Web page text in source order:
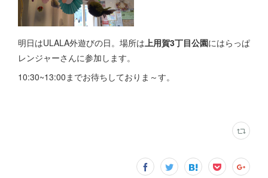
明日はULALA外遊びの日。場所は上用賀3丁目公園にはらっぱ
レンジャーさんに参加します。
10:30~13:00までお待ちしておりま～す。